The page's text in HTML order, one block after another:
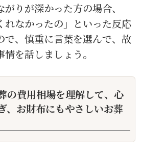
りが深かった方の場合、
れなかったの」といった反応
で、慎重に言葉を選んで、故
を話しましょう。
の費用相場を理解して、心
、お財布にもやさしいお葬